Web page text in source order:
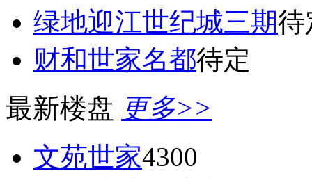
绿地迎江世纪城三期待
财和世家名都待定
最新楼盘 更多>>
文苑世家4300